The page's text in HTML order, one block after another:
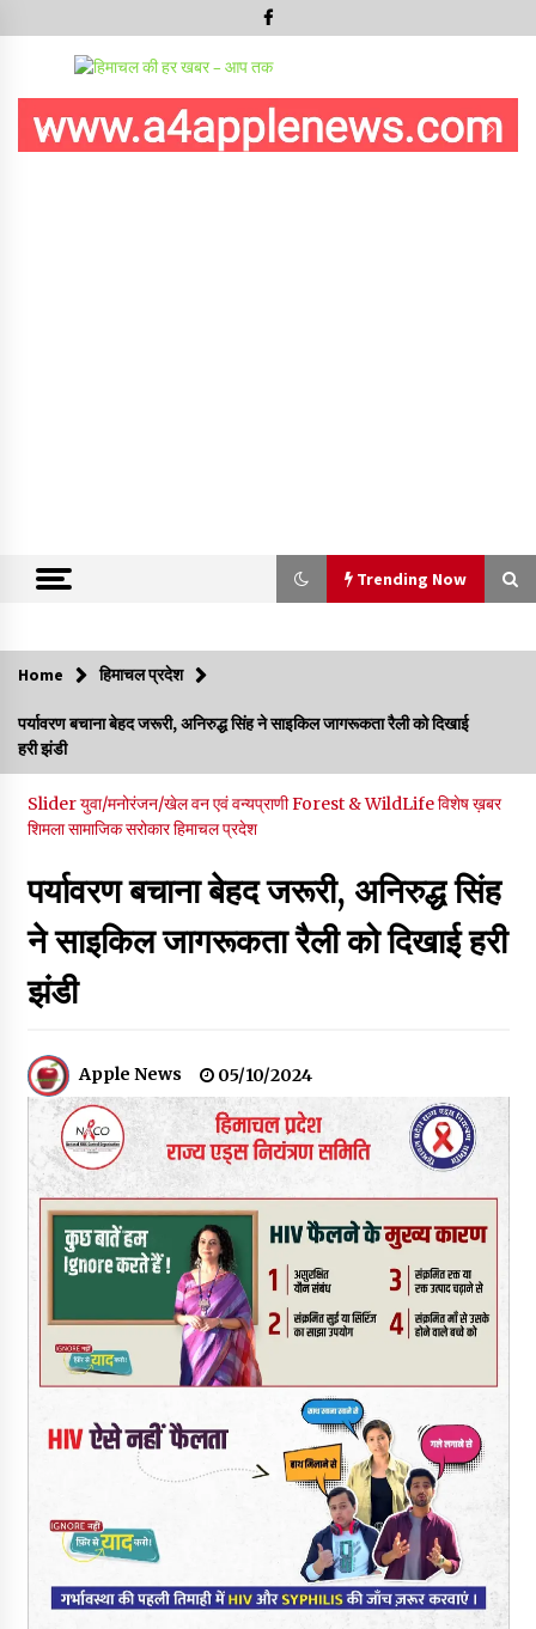
Trending Now
वन विभाग के एक हजार खिलाड़ी रामपुर में दिखाएंगे जौहर, 11 से 13 सितंबर
तक आयोजित होगी 27वीं वार्षिक खेलकूद प्रतियोगिता
30 बैग की सीमा पर भाजपा का हमला, बोली- कांग्रेस सरकार ने सेब उत्पादकों
की तोड़ी कमर- संदीपनी
07/08/2026
शिमला पुलिस में बड़ी अनुशासनात्मक कार्रवाई, 3 पुलिसकर्मी निलंबित
07/08/2026
07/08/2026
रूपी भावा वन्यजीव अभयारण्य में फिर दिखा जंगलों का ‘खामोश पहरेदार’, दुर्लभ
हिमालयन “सीरो” कैमरे में कैद
06/08/2026
भ्रष्टाचार से अर्जित संपत्ति जब्त कर गरीबों में बांटेगी हिमाचल सरकार -CM
06/08/2026
नितिन गडकरी से मिले विक्रमादित्य सिंह, हिमाचल की सड़क परियोजनाओं को
मिली बड़ी सौगात
आपदा के दौरान मीडिया संचार एवं सूचना प्रबंधन पर शिमला में एक दिवसीय
ओरिएंटेशन कार्यशाला आयोजित
नेता प्रतिपक्ष जयराम के आरोप निराधार, सबूत हैं तो सार्वजनिक करें: नरेश
चौहान
Home हिमाचल प्रदेश
पर्यावरण बचाना बेहद जरूरी, अनिरुद्ध सिंह ने साइकिल जागरूकता रैली को दिखाई
हरी झंडी
Sliderयुवा/मनोरंजन/खेलवन एवं वन्यप्राणी Forest & WildLifeविशेष ख़बर
शिमलासामाजिक सरोकारहिमाचल प्रदेश
पर्यावरण बचाना बेहद जरूरी, अनिरुद्ध सिंह
ने साइकिल जागरूकता रैली को दिखाई हरी
झंडी
Apple News 05/10/2024